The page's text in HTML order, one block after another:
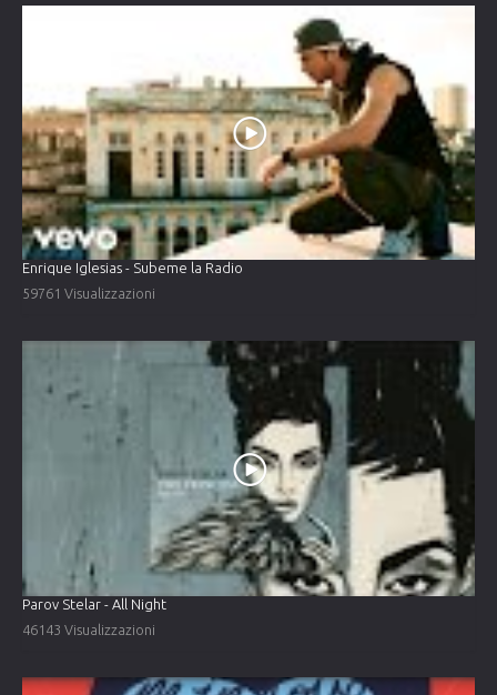
Enrique Iglesias - Subeme la Radio
59761 Visualizzazioni
Parov Stelar - All Night
46143 Visualizzazioni